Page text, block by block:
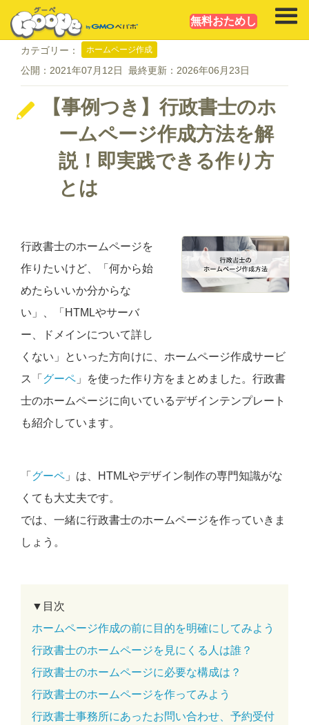
無料おためし
カテゴリー： ホームページ作成
公開： 2021年07月12日 最終更新： 2026年06月23日
【事例つき】行政書士のホ
ームページ作成方法を解
説！即実践できる作り方
とは
行政書士のホームページを
作りたいけど、「何から始
めたらいいか分からな
い」、「HTMLやサーバ
ー、ドメインについて詳し
くない」といった方向けに、ホームページ作成サービ
ス「 グーペ 」を使った作り方をまとめました。行政書
士のホームページに向いているデザインテンプレート
も紹介しています。
「 グーペ 」は、HTMLやデザイン制作の専門知識がな
くても大丈夫です。
では、一緒に行政書士のホームページを作っていきま
しょう。
▼目次
ホームページ作成の前に目的を明確にしてみよう
行政書士のホームページを見にくる人は誰？
行政書士のホームページに必要な構成は？
行政書士のホームページを作ってみよう
行政書士事務所にあったお問い合わせ、予約受付